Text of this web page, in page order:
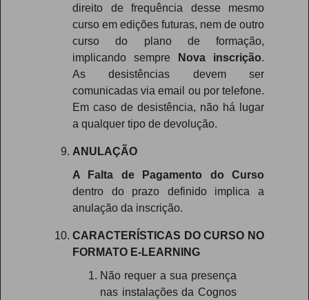
direito de frequência desse mesmo
curso em edições futuras, nem de outro
curso do plano de formação,
implicando sempre
Nova inscrição.
As desistências devem ser
comunicadas via email ou por telefone.
Em caso de desistência, não há lugar
a qualquer tipo de devolução.
ANULAÇÃO
A Falta de Pagamento do Curso
dentro do prazo definido implica a
anulação da inscrição.
CARACTERÍSTICAS DO CURSO NO
FORMATO E-LEARNING
Não requer a sua presença
nas instalações da Cognos